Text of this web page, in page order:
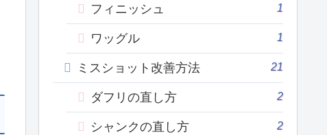
フィニッシュ 1
ワッグル 1
ミスショット改善方法 21
ダフリの直し方 2
シャンクの直し方 2